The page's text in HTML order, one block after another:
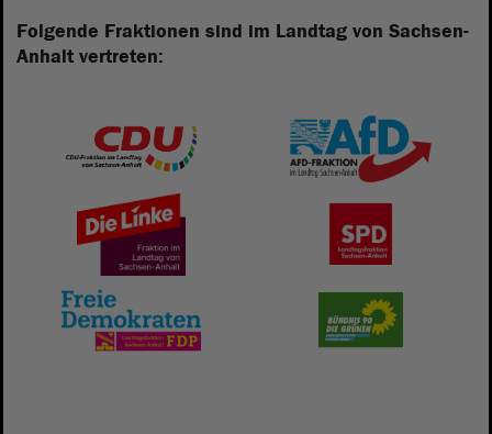
Folgende Fraktionen sind im Landtag von Sachsen-
Anhalt vertreten: